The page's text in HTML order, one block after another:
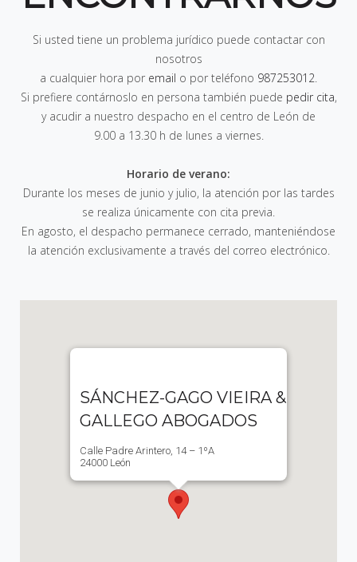
Si usted tiene un problema jurídico puede contactar con
nosotros
a cualquier hora por email o por teléfono 987253012.
Si prefiere contárnoslo en persona también puede pedir cita,
y acudir a nuestro despacho en el centro de León de
9.00 a 13.30 h de lunes a viernes.
Horario de verano:
Durante los meses de junio y julio, la atención por las tardes
se realiza únicamente con cita previa.
En agosto, el despacho permanece cerrado, manteniéndose
la atención exclusivamente a través del correo electrónico.
SÁNCHEZ-GAGO VIEIRA &
GALLEGO ABOGADOS
Calle Padre Arintero, 14 – 1ºA
24000 León